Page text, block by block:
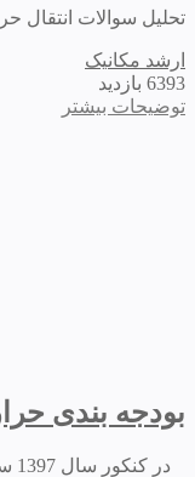
تحلیل سوالات انتقال حرارت کنکور ارشد مکانیک سال 1400 7 سوالات
ارشد مکانیک
6393 بازدید
توضیحات بیشتر
بودجه بندی حرارت
در کنکور سال 1397 سوالات درس حرارت شامل 3 سوال ساده و 3 سوال متوسط بود. همچنین در سوالات این درس بر خلاف دو درس ترمو و حرارت نوآوری...